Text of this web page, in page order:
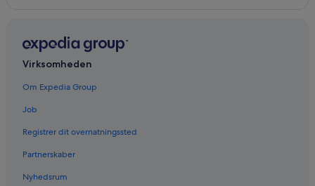
Virksomheden
Om Expedia Group
Job
Registrer dit overnatningssted
Partnerskaber
Nyhedsrum